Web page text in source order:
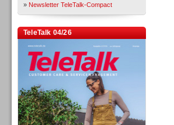
» Newsletter TeleTalk-Compact
TeleTalk 04/26